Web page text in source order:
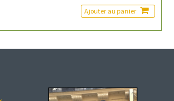
Ajouter au panier